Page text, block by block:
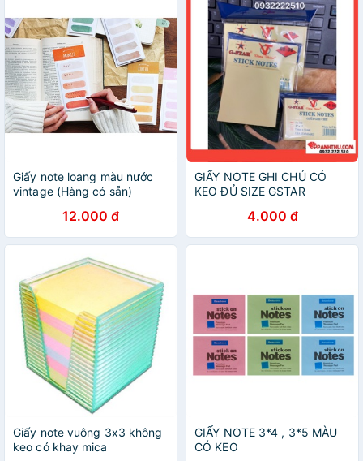
Giấy note loang màu nước
vintage (Hàng có sẵn)
12.000 đ
GIẤY NOTE GHI CHÚ CÓ
KEO ĐỦ SIZE GSTAR
4.000 đ
Giấy note vuông 3x3 không
keo có khay mica
GIẤY NOTE 3*4 , 3*5 MÀU
CÓ KEO